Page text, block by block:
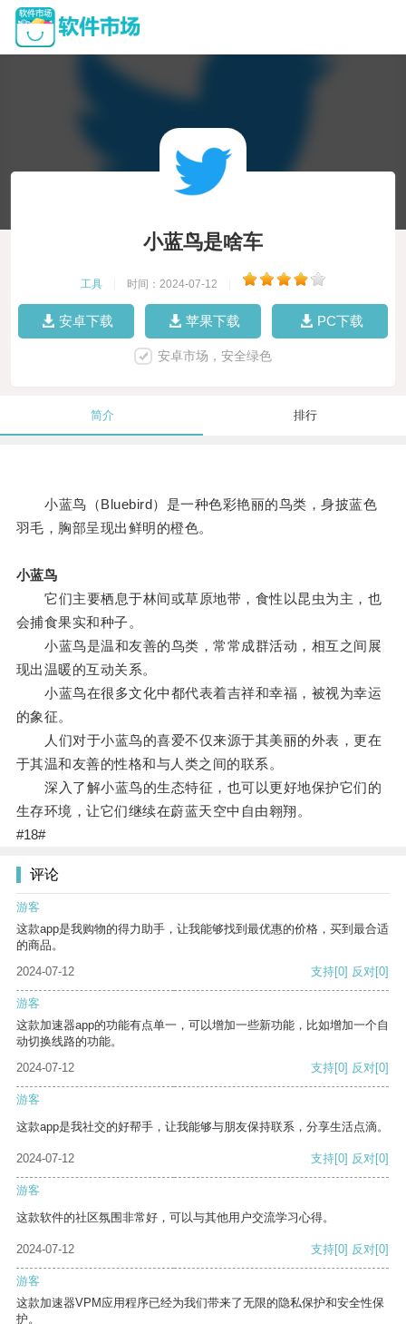
小蓝鸟是啥车
工具 时间：2024-07-12
安卓下载 苹果下载 PC下载
安卓市场，安全绿色
简介 排行
小蓝鸟（Bluebird）是一种色彩艳丽的鸟类，身披蓝色
羽毛，胸部呈现出鲜明的橙色。
小蓝鸟
它们主要栖息于林间或草原地带，食性以昆虫为主，也
会捕食果实和种子。
小蓝鸟是温和友善的鸟类，常常成群活动，相互之间展
现出温暖的互动关系。
小蓝鸟在很多文化中都代表着吉祥和幸福，被视为幸运
的象征。
人们对于小蓝鸟的喜爱不仅来源于其美丽的外表，更在
于其温和友善的性格和与人类之间的联系。
深入了解小蓝鸟的生态特征，也可以更好地保护它们的
生存环境，让它们继续在蔚蓝天空中自由翱翔。
#18#
评论
游客
这款app是我购物的得力助手，让我能够找到最优惠的价格，买到最合适
的商品。
2024-07-12
支持[0] 反对[0]
游客
这款加速器app的功能有点单一，可以增加一些新功能，比如增加一个自
动切换线路的功能。
2024-07-12
支持[0] 反对[0]
游客
这款app是我社交的好帮手，让我能够与朋友保持联系，分享生活点滴。
2024-07-12 支持[0] 反对[0]
游客
这款软件的社区氛围非常好，可以与其他用户交流学习心得。
2024-07-12 支持[0] 反对[0]
游客
这款加速器VPM应用程序已经为我们带来了无限的隐私保护和安全性保
护。